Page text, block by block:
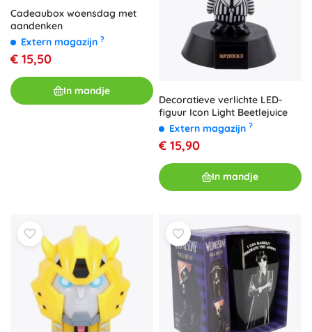
Cadeaubox woensdag met
aandenken
Extern magazijn ?
€ 15,50
In mandje
Decoratieve verlichte LED-
figuur Icon Light Beetlejuice
Extern magazijn ?
€ 15,90
In mandje